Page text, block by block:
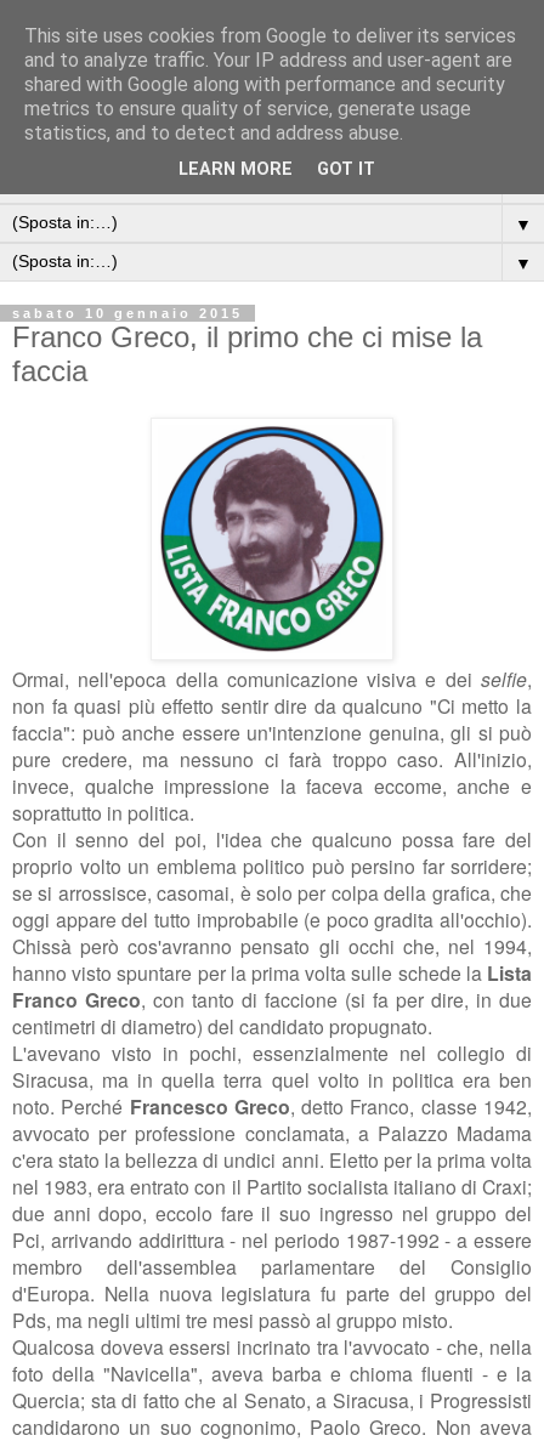
▼
▼
sabato 10 gennaio 2015
Franco Greco, il primo che ci mise la
faccia
Ormai, nell'epoca della comunicazione visiva e dei selfie,
non fa quasi più effetto sentir dire da qualcuno "Ci metto la
faccia": può anche essere un'intenzione genuina, gli si può
pure credere, ma nessuno ci farà troppo caso. All'inizio,
invece, qualche impressione la faceva eccome, anche e
soprattutto in politica.
Con il senno del poi, l'idea che qualcuno possa fare del
proprio volto un emblema politico può persino far sorridere;
se si arrossisce, casomai, è solo per colpa della grafica, che
oggi appare del tutto improbabile (e poco gradita all'occhio).
Chissà però cos'avranno pensato gli occhi che, nel 1994,
hanno visto spuntare per la prima volta sulle schede la Lista
Franco Greco, con tanto di faccione (si fa per dire, in due
centimetri di diametro) del candidato propugnato.
L'avevano visto in pochi, essenzialmente nel collegio di
Siracusa, ma in quella terra quel volto in politica era ben
noto. Perché Francesco Greco, detto Franco, classe 1942,
avvocato per professione conclamata, a Palazzo Madama
c'era stato la bellezza di undici anni. Eletto per la prima volta
nel 1983, era entrato con il Partito socialista italiano di Craxi;
due anni dopo, eccolo fare il suo ingresso nel gruppo del
Pci, arrivando addirittura - nel periodo 1987-1992 - a essere
membro dell'assemblea parlamentare del Consiglio
d'Europa. Nella nuova legislatura fu parte del gruppo del
Pds, ma negli ultimi tre mesi passò al gruppo misto.
Qualcosa doveva essersi incrinato tra l'avvocato - che, nella
foto della "Navicella", aveva barba e chioma fluenti - e la
Quercia; sta di fatto che al Senato, a Siracusa, i Progressisti
candidarono un suo cognonimo, Paolo Greco. Non aveva
This site uses cookies from Google to deliver its services
and to analyze traffic. Your IP address and user-agent are
shared with Google along with performance and security
metrics to ensure quality of service, generate usage
statistics, and to detect and address abuse.
LEARN MORE GOT IT